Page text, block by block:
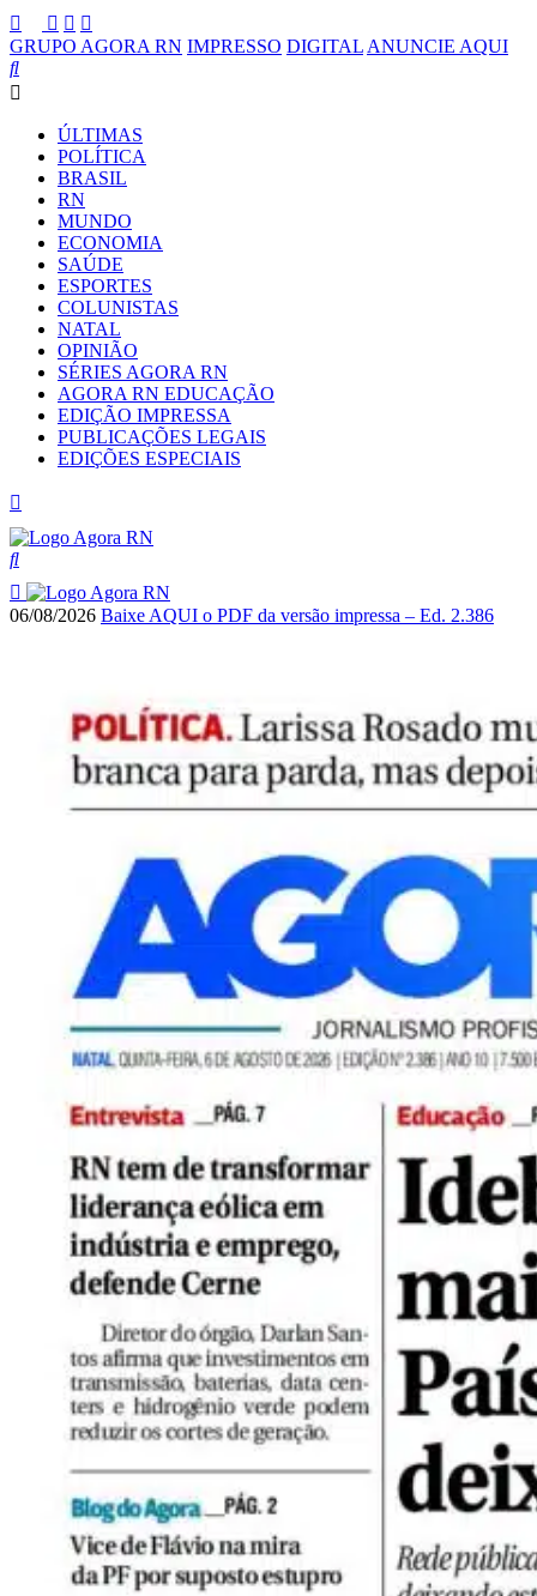
GRUPO AGORA RN IMPRESSO DIGITAL ANUNCIE AQUI
ÚLTIMAS
POLÍTICA
BRASIL
RN
MUNDO
ECONOMIA
SAÚDE
ESPORTES
COLUNISTAS
NATAL
OPINIÃO
SÉRIES AGORA RN
AGORA RN EDUCAÇÃO
EDIÇÃO IMPRESSA
PUBLICAÇÕES LEGAIS
EDIÇÕES ESPECIAIS
06/08/2026 Baixe AQUI o PDF da versão impressa – Ed. 2.386